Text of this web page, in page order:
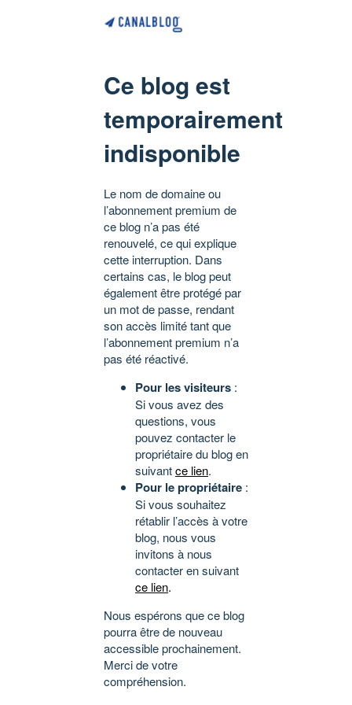
Ce blog est
temporairement
indisponible
Le nom de domaine ou
l’abonnement premium de
ce blog n’a pas été
renouvelé, ce qui explique
cette interruption. Dans
certains cas, le blog peut
également être protégé par
un mot de passe, rendant
son accès limité tant que
l’abonnement premium n’a
pas été réactivé.
Pour les visiteurs :
Si vous avez des
questions, vous
pouvez contacter le
propriétaire du blog en
suivantce lien.
Pour le propriétaire :
Si vous souhaitez
rétablir l’accès à votre
blog, nous vous
invitons à nous
contacter en suivant
ce lien.
Nous espérons que ce blog
pourra être de nouveau
accessible prochainement.
Merci de votre
compréhension.